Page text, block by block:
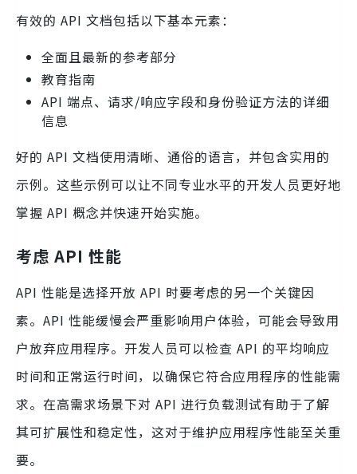
有效的 API 文档包括以下基本元素：
全面且最新的参考部分
教育指南
API 端点、请求/响应字段和身份验证方法的详细
信息
好的 API 文档使用清晰、通俗的语言，并包含实用的
示例。这些示例可以让不同专业水平的开发人员更好地
掌握 API 概念并快速开始实施。
考虑 API 性能
API 性能是选择开放 API 时要考虑的另一个关键因
素。API 性能缓慢会严重影响用户体验，可能会导致用
户放弃应用程序。开发人员可以检查 API 的平均响应
时间和正常运行时间，以确保它符合应用程序的性能需
求。在高需求场景下对 API 进行负载测试有助于了解
其可扩展性和稳定性，这对于维护应用程序性能至关重
要。